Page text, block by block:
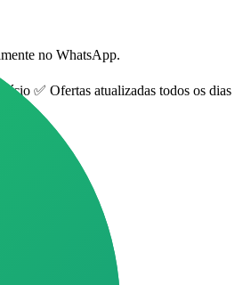
no WhatsApp.
✅ Ofertas atualizadas todos os dias